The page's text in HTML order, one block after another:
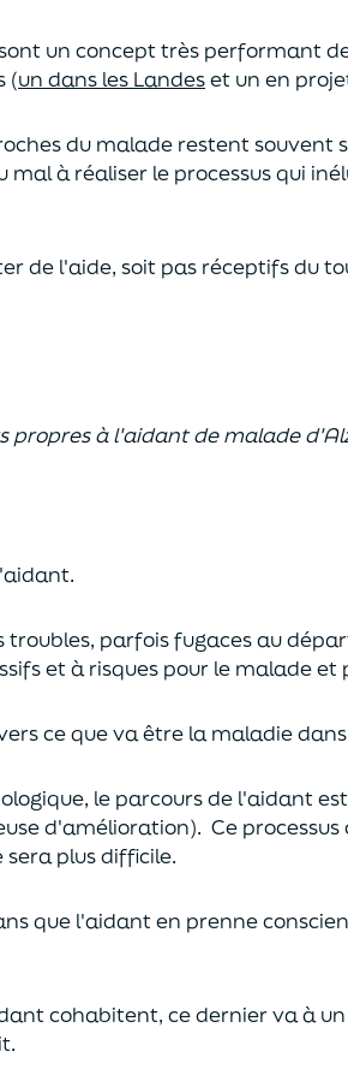
un concept très performant
(un dans les Landeset un en
du malade restent souvent
à réaliser le processus qui
de l'aide, soit pas réceptifs du
propres à l'aidant de malade
parfois fugaces au
et à risques pour le malade et
ce que va être la maladie
le parcours de l'aidant est
d'amélioration). Ce
plus difficile.
que l'aidant en prenne
cohabitent, ce dernier va à